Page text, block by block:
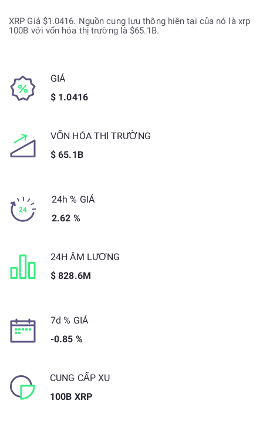
XRP Giá $1.0416. Nguồn cung lưu thông hiện tại của nó là xrp
100B với vốn hóa thị trường là $65.1B.
GIÁ
$ 1.0416
VỐN HÓA THỊ TRƯỜNG
$ 65.1B
24h % GIÁ
2.62 %
24H ÂM LƯỢNG
$ 828.6M
7d % GIÁ
-0.85 %
CUNG CẤP XU
100B XRP